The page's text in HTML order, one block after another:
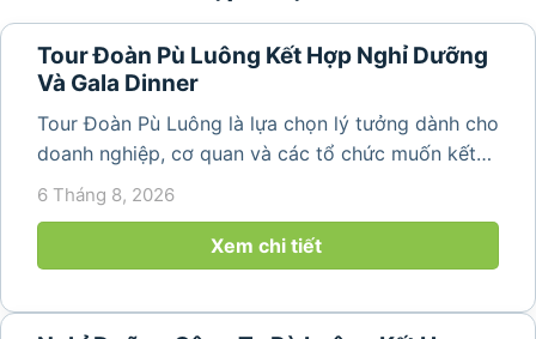
Tour Đoàn Pù Luông Kết Hợp Nghỉ Dưỡng
Và Gala Dinner
Tour Đoàn Pù Luông là lựa chọn lý tưởng dành cho
doanh nghiệp, cơ quan và các tổ chức muốn kết
hợp nghỉ dưỡng, tham quan và tổ chức các hoạt
động gắn kết tập thể. Với cảnh quan thiên nhiên
nguyên sơ, không khí...
6 Tháng 8, 2026
Xem chi tiết